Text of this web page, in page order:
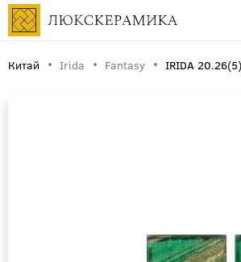
Китай Irida Fantasy IRIDA